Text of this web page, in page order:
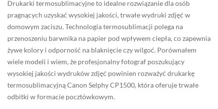
Drukarki termosublimacyjne to idealne rozwiązanie dla osób
pragnących uzyskać wysokiej jakości, trwałe wydruki zdjęć w
domowym zaciszu. Technologia termosublimacji polega na
przenoszeniu barwnika na papier pod wpływem ciepła, co zapewnia
żywe kolory i odporność na blaknięcie czy wilgoć. Porównałem
wiele modeli i wiem, że profesjonalny fotograf poszukujący
wysokiej jakości wydruków zdjęć powinien rozważyć drukarkę
termosublimacyjną Canon Selphy CP1500, która oferuje trwałe
odbitki w formacie pocztówkowym.